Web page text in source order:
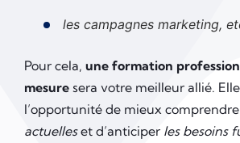
les campagnes marketing,
Pour cela, une formation
mesure sera votre meilleur allié.
l’opportunité de mieux comprendre
actuelleset d’anticiper les besoins